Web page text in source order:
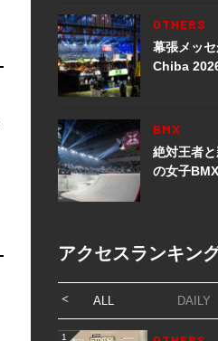
OTHERS
幕張メッ
Chiba
BMX
絶対王者
の女子
アクセスランキン
ALL DAILY
1